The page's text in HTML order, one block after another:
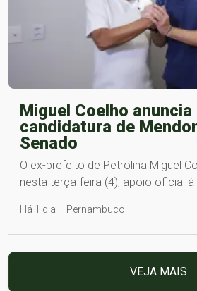
Miguel Coelho anuncia
candidatura de
Senado
O ex-prefeito de Petrolina Miguel
nesta terça-feira (4), apoio oficial
Há 1 dia – Pernambuco
VEJA MAIS